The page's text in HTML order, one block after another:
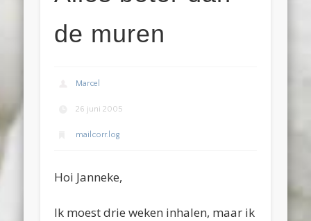
de muren
Marcel
26 juni 2005
mailcorr.log
Hoi Janneke,
Ik moest drie weken inhalen, maar ik